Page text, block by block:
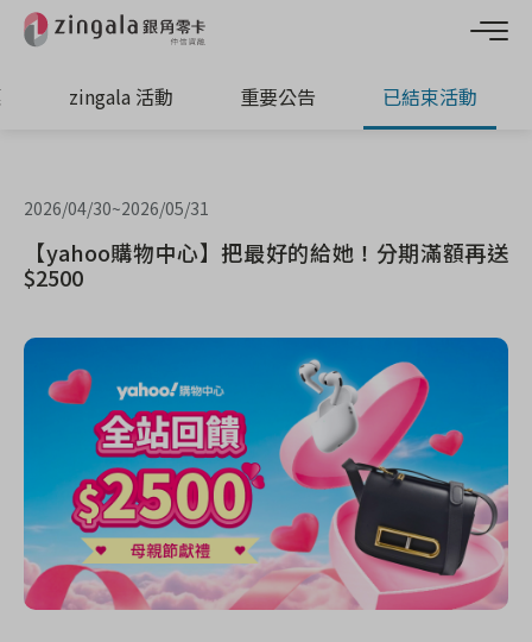
zingala 活動 重要公告 已結束活動
2026/04/30~2026/05/31
【yahoo購物中心】把最好的給她！分期滿額再送
$2500